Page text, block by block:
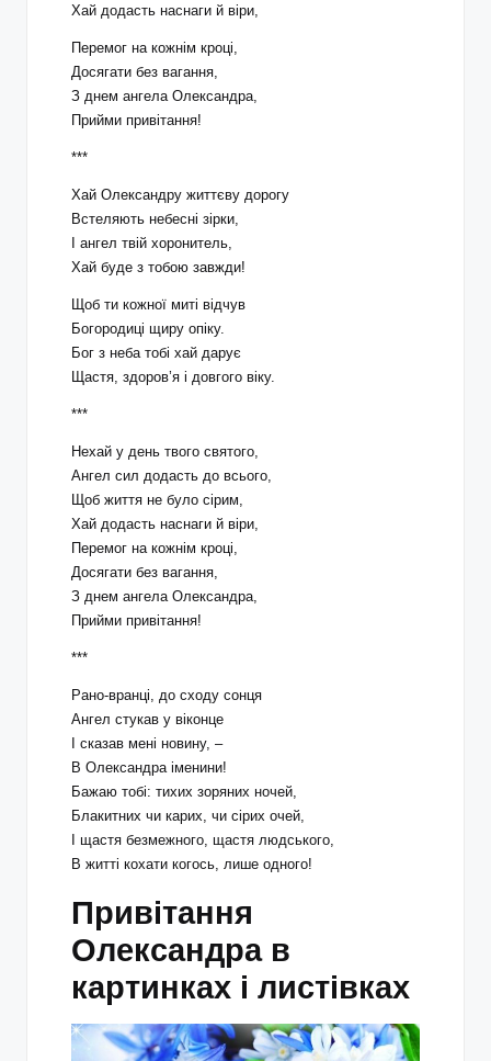
Хай додасть наснаги й віри,
Перемог на кожнім кроці,
Досягати без вагання,
З днем ангела Олександра,
Прийми привітання!
***
Хай Олександру життєву дорогу
Встеляють небесні зірки,
І ангел твій хоронитель,
Хай буде з тобою завжди!
Щоб ти кожної миті відчув
Богородиці щиру опіку.
Бог з неба тобі хай дарує
Щастя, здоров’я і довгого віку.
***
Нехай у день твого святого,
Ангел сил додасть до всього,
Щоб життя не було сірим,
Хай додасть наснаги й віри,
Перемог на кожнім кроці,
Досягати без вагання,
З днем ангела Олександра,
Прийми привітання!
***
Рано-вранці, до сходу сонця
Ангел стукав у віконце
І сказав мені новину, –
В Олександра іменини!
Бажаю тобі: тихих зоряних ночей,
Блакитних чи карих, чи сірих очей,
І щастя безмежного, щастя людського,
В житті кохати когось, лише одного!
Привітання
Олександра в
картинках і листівках